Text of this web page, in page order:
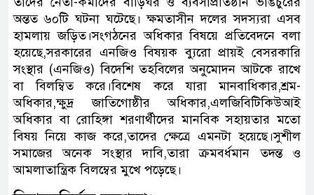
অন্তত ৬০টি ঘটনা ঘটেছে। ক্ষমতাসীন দলের সদস্যরা এসব
হামলায় জড়িত।সংগঠনের অধিকার বিষয়ে প্রতিবেদনে বলা
হয়েছে,সরকারের এনজিও বিষয়ক ব্যুরো প্রায়ই বেসরকারি
সংস্থার (এনজিও) বিদেশি তহবিলের অনুমোদন আটকে রাখে
বা বিলম্বিত করে।বিশেষ করে যারা মানবাধিকার,শ্রম-
অধিকার,ক্ষুদ্র জাতিগোষ্ঠীর অধিকার,এলজিবিটিকিউআই
অধিকার বা রোহিঙ্গা শরণার্থীদের মানবিক সহায়তার মতো
বিষয় নিয়ে কাজ করে,তাদের ক্ষেত্রে এমনটা হয়েছে।সুশীল
সমাজের অনেক সংস্থার দাবি,তারা ক্রমবর্ধমান তদন্ত ও
আমলাতান্ত্রিক বিলম্বের মুখে পড়েছে।